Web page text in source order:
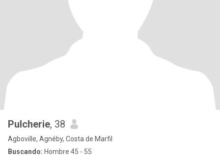
Pulcherie, 38
Agboville, Agnéby, Costa de Marfil
Buscando: Hombre 45 - 55